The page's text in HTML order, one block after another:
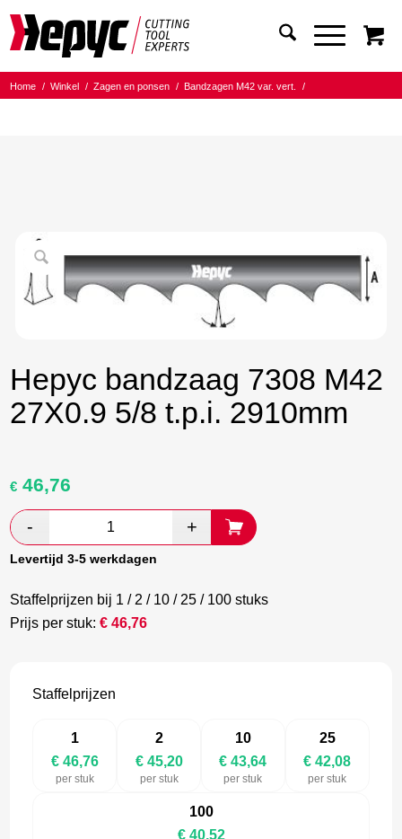
Home / Winkel / Zagen en ponsen / Bandzagen M42 var. vert.
/
Hepyc bandzaag 7308 M42
27X0.9 5/8 t.p.i. 2910mm
Oorspronkelijke
was:
€ 77,93.
€ 46,76
€ 45,20.
Levertijd 3-5 werkdagen
Staffelprijzen bij 1 / 2 / 10 / 25 / 100 stuks
Prijs per stuk:€46,76
Staffelprijzen
1
€ 46,76
per stuk
2
€ 45,20
per stuk
10
€ 43,64
per stuk
25
€ 42,08
per stuk
100
€ 40,52